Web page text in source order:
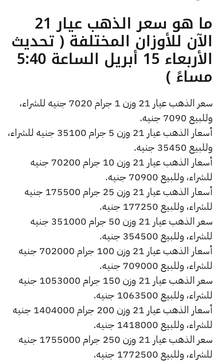
ما هو سعر الذهب عيار 21
الآن للأوزان المختلفة ( تحديث
الأربعاء 15 أبريل الساعة 5:40
مساءً )
سعر الذهب عيار 21 وزن 1 جرام 7020 جنيه للشراء،
وللبيع 7090 جنيه.
أسعار الذهب عيار 21 وزن 5 جرام 35100 جنيه للشراء،
وللبيع 35450 جنيه.
أسعار الذهب عيار 21 وزن 10 جرام 70200 جنيه
للشراء، وللبيع 70900 جنيه.
أسعار الذهب عيار 21 وزن 25 جرام 175500 جنيه
للشراء، وللبيع 177250 جنيه.
سعر الذهب عيار 21 وزن 50 جرام 351000 جنيه
للشراء، وللبيع 354500 جنيه.
أسعار الذهب عيار 21 وزن 100 جرام 702000 جنيه
للشراء، وللبيع 709000 جنيه.
سعر الذهب عيار 21 وزن 150 جرام 1053000 جنيه
للشراء، وللبيع 1063500 جنيه.
أسعار الذهب عيار 21 وزن 200 جرام 1404000 جنيه
للشراء، وللبيع 1418000 جنيه.
سعر الذهب عيار 21 وزن 250 جرام 1755000 جنيه
للشراء، وللبيع 1772500 جنيه.